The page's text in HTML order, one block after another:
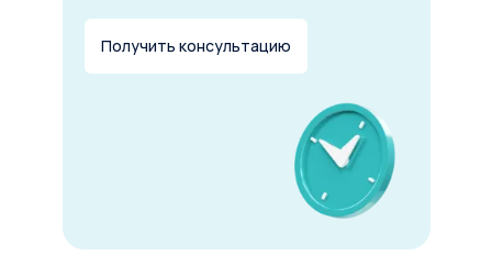
Получить консультацию
Рассчитать лизинг